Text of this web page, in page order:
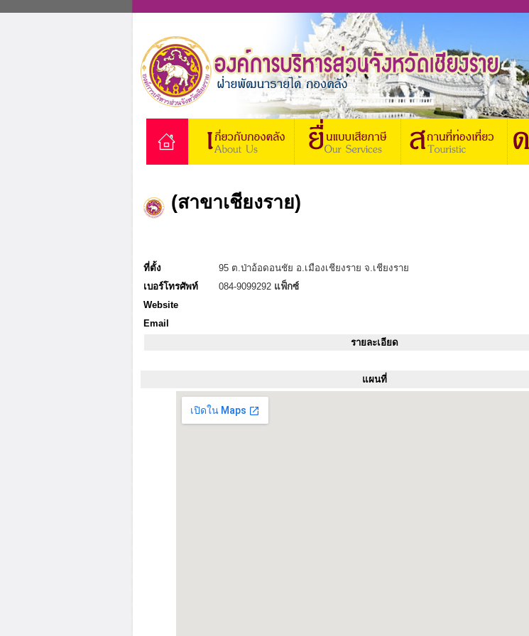
(สาขาเชียงราย)
ที่ตั้ง
95 ต.ป่าอ้อดอนชัย อ.เมืองเชียงราย จ.เชียงราย
เบอร์โทรศัพท์
084-9099292 แฟ็กซ์
Website
Email
รายละเอียด
แผนที่